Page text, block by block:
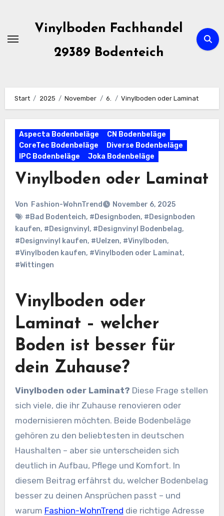
springen
Vinylboden Fachhandel
29389 Bodenteich
Start 2025 November 6. Vinylboden oder Laminat
Aspecta Bodenbeläge
CN Bodenbeläge
CoreTec Bodenbeläge
Diverse Bodenbeläge
IPC Bodenbeläge
Joka Bodenbeläge
Vinylboden oder Laminat
Von Fashion-WohnTrend
November 6, 2025
#Bad Bodenteich, #Designboden, #Designboden
kaufen, #Designvinyl , #Designvinyl Bodenbelag,
#Designvinyl kaufen, #Uelzen, #Vinylboden,
#Vinylboden kaufen, #Vinylboden oder Laminat,
#Wittingen
Vinylboden oder
Laminat – welcher
Boden ist besser für
dein Zuhause?
Vinylboden oder Laminat? Diese Frage stellen
sich viele, die ihr Zuhause renovieren oder
modernisieren möchten. Beide Bodenbeläge
gehören zu den beliebtesten in deutschen
Haushalten – aber sie unterscheiden sich
deutlich in Aufbau, Pflege und Komfort. In
diesem Beitrag erfährst du, welcher Bodenbelag
besser zu deinen Ansprüchen passt – und
warum Fashion-WohnTrend die richtige Adresse